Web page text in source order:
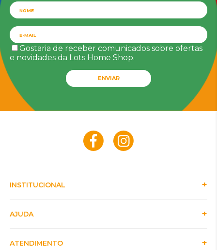
Gostaria de receber comunicados sobre ofertas
e novidades da Lots Home Shop.
ENVIAR
INSTITUCIONAL
AJUDA
ATENDIMENTO